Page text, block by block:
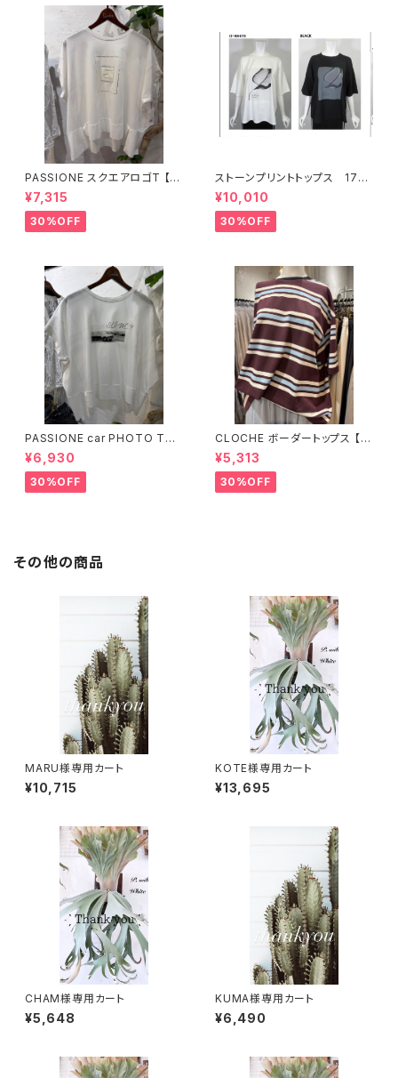
PASSIONE スクエアロゴT 【6
26938】
¥7,315
30%OFF
ストーンプリントトップス 176
34
¥10,010
30%OFF
PASSIONE car PHOTO Tシ
ャツ 【626939】
¥6,930
30%OFF
CLOCHE ボーダートップス 【6
12-85776】
¥5,313
30%OFF
その他の商品
MARU様専用カート
¥10,715
KOTE様専用カート
¥13,695
CHAM様専用カート
¥5,648
KUMA様専用カート
¥6,490